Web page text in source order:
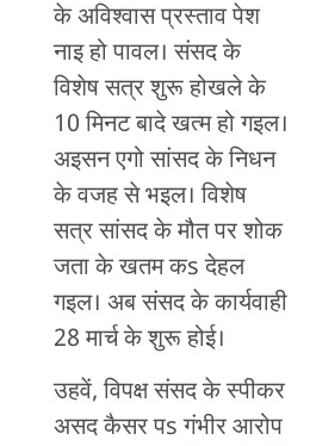
के अविश्वास प्रस्ताव पेश
नाइ हो पावल। संसद के
विशेष सत्र शुरू होखले के
10 मिनट बादे खत्म हो गइल।
अइसन एगो सांसद के निधन
के वजह से भइल। विशेष
सत्र सांसद के मौत पर शोक
जता के खतम कs देहल
गइल। अब संसद के कार्यवाही
28 मार्च के शुरू होई।
उहवें, विपक्ष संसद के स्पीकर
असद कैसर पs गंभीर आरोप